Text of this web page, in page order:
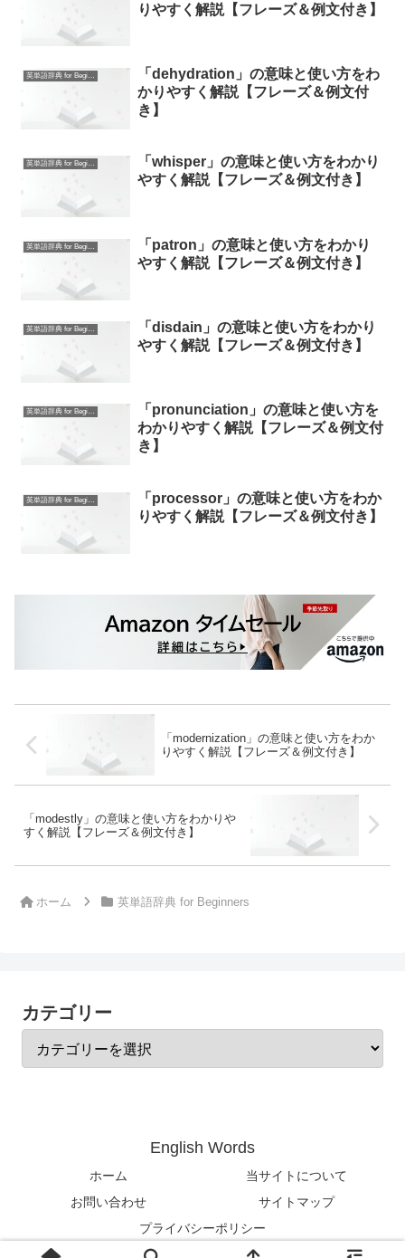
りやすく解説【フレーズ＆例文付き】
英単語辞典 for Beginners
「dehydration」の意味と使い方をわ
かりやすく解説【フレーズ＆例文付
き】
英単語辞典 for Beginners
「whisper」の意味と使い方をわかり
やすく解説【フレーズ＆例文付き】
英単語辞典 for Beginners
「patron」の意味と使い方をわかり
やすく解説【フレーズ＆例文付き】
英単語辞典 for Beginners
「disdain」の意味と使い方をわかり
やすく解説【フレーズ＆例文付き】
英単語辞典 for Beginners
「pronunciation」の意味と使い方を
わかりやすく解説【フレーズ＆例文付
き】
英単語辞典 for Beginners
「processor」の意味と使い方をわか
りやすく解説【フレーズ＆例文付き】
「modernization」の意味と使い方をわか
りやすく解説【フレーズ＆例文付き】
「modestly」の意味と使い方をわかりや
すく解説【フレーズ＆例文付き】
ホーム 英単語辞典 for Beginners
カテゴリー
English Words
ホーム
当サイトについて
お問い合わせ
サイトマップ
プライバシーポリシー